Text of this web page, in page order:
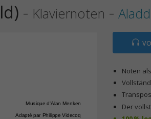
- Klaviernoten -
Musique d'Alan Menken
Adapté par Philippe Videcoq
Noten als
Der